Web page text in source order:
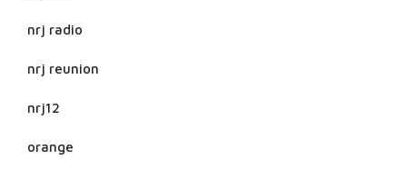
nrj radio
nrj reunion
nrj12
orange